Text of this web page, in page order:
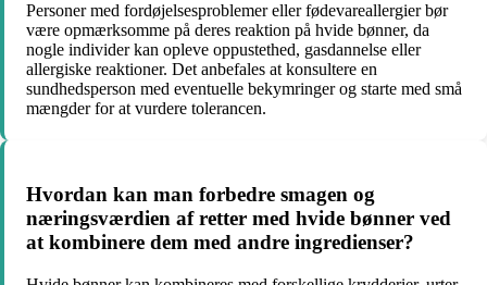
Personer med fordøjelsesproblemer eller fødevareallergier bør
være opmærksomme på deres reaktion på hvide bønner, da
nogle individer kan opleve oppustethed, gasdannelse eller
allergiske reaktioner. Det anbefales at konsultere en
sundhedsperson med eventuelle bekymringer og starte med små
mængder for at vurdere tolerancen.
Hvordan kan man forbedre smagen og
næringsværdien af retter med hvide bønner ved
at kombinere dem med andre ingredienser?